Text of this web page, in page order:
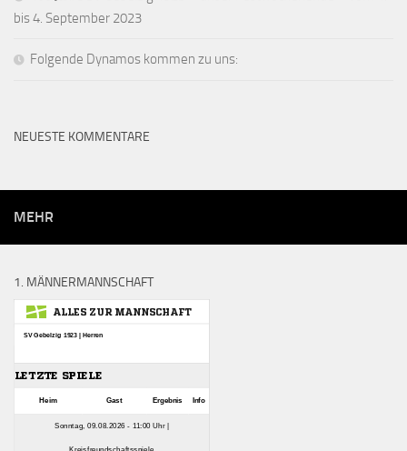
bis 4. September 2023
Folgende Dynamos kommen zu uns:
NEUESTE KOMMENTARE
MEHR
1. MÄNNERMANNSCHAFT